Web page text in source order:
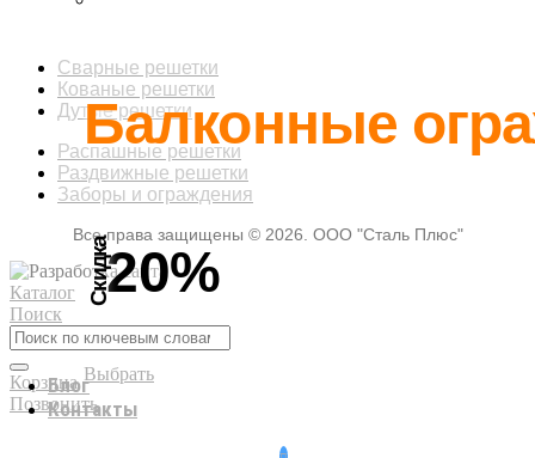
Балконные
Скидка20%
Выбрать
Блог
Контакты
Сварные решетки
Кованые решетки
Дутые решетки
Распашные решетки
Раздвижные решетки
Заборы и ограждения
Все права защищены © 2026. ООО "Сталь Плюс"
Каталог
Поиск
Корзина
Позвонить